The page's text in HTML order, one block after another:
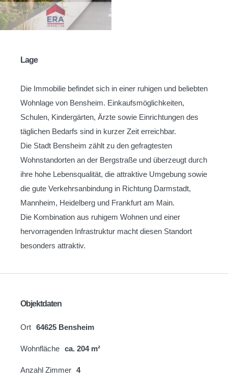
Lage
Die Immobilie befindet sich in einer ruhigen und beliebten
Wohnlage von Bensheim. Einkaufsmöglichkeiten,
Schulen, Kindergärten, Ärzte sowie Einrichtungen des
täglichen Bedarfs sind in kurzer Zeit erreichbar.
Die Stadt Bensheim zählt zu den gefragtesten
Wohnstandorten an der Bergstraße und überzeugt durch
ihre hohe Lebensqualität, die attraktive Umgebung sowie
die gute Verkehrsanbindung in Richtung Darmstadt,
Mannheim, Heidelberg und Frankfurt am Main.
Die Kombination aus ruhigem Wohnen und einer
hervorragenden Infrastruktur macht diesen Standort
besonders attraktiv.
Objektdaten
Ort 64625 Bensheim
Wohnfläche ca. 204 m²
Anzahl Zimmer 4